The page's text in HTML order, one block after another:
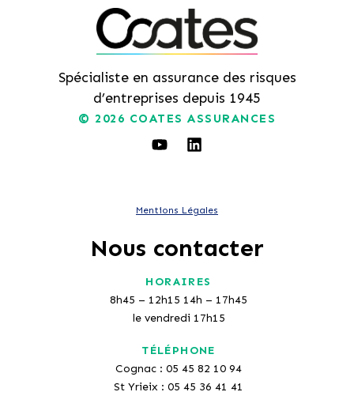
Spécialiste en assurance des risques
d’entreprises depuis 1945
© 2026 COATES ASSURANCES
Mentions Légales
Nous contacter
HORAIRES
8h45 – 12h15 14h – 17h45
le vendredi 17h15
TÉLÉPHONE
Cognac : 05 45 82 10 94
St Yrieix : 05 45 36 41 41